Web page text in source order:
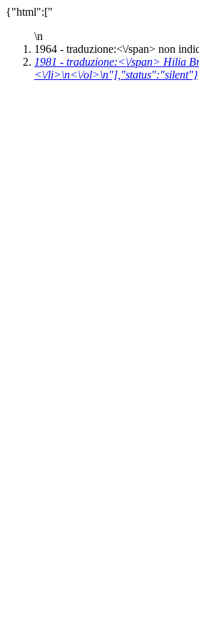
{"html":["
\n
1964 - traduzione:<\/span> non
1981 - traduzione:<\/span> Hilia
<\/li>\n<\/ol>\n"],"status":"silent"}